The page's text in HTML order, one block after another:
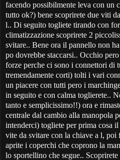
facendo possibilmente leva con un
tutto ok?) bene scoprirete due viti
l.. Di seguito togliete tirando con
climatizzazione scoprirete 2
svitare.. Bene ora il pannello non
po dovrebbe staccarsi.. Occhio
forze perche ci sono i connettori
tremendamente corti) tolti i vari
un piacere con tutti pero i
in seguito e con calma toglierete..
tanto e semplicissimo!!) ora e
centrale dal cambio alla manopola
intenderci) togliete per prima cosa
vite da svitare con la chiave a l, poi
aprite i coperchi che coprono la
lo sportellino che segue..